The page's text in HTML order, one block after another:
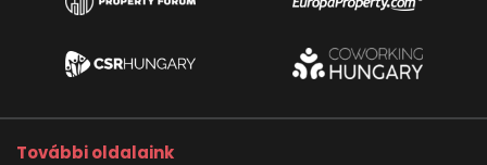
További oldalaink